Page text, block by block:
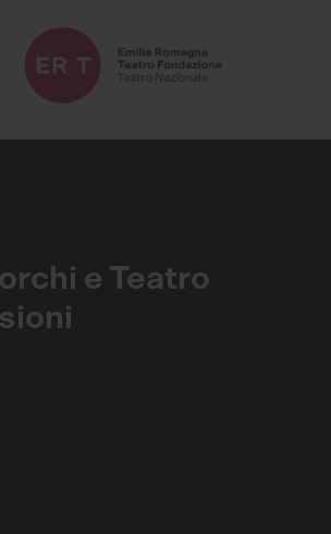
Teatro Arena del
Teatro delle Moline